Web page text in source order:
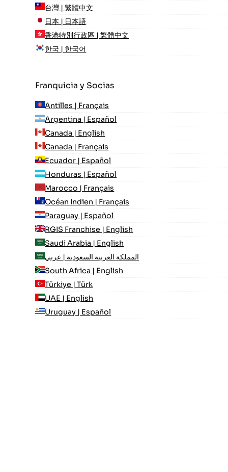
台灣 | 繁體中文
日本 | 日本語
香港特別行政區 | 繁體中文
한국 | 한국어
Franquicia y Socias
Antilles | Français
Argentina | Español
Canada | English
Canada | Français
Ecuador | Español
Honduras | Español
Marocco | Français
Océan Indien | Français
Paraguay | Español
RGIS Franchise | English
Saudi Arabia | English
المملكة العربية السعودية | عربي
South Africa | English
Türkiye | Türk
UAE | English
Uruguay | Español